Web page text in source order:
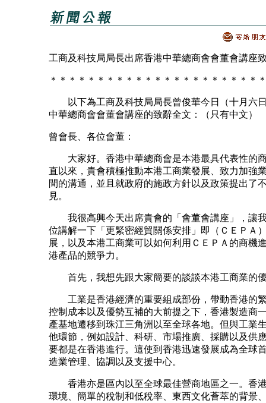
工商及科技局局長出席香港中華總商會會董會講座
＊＊＊＊＊＊＊＊＊＊＊＊＊＊＊＊＊＊＊＊＊＊
以下為工商及科技局局長曾俊華今日（十月六
中華總商會會董會講座的致辭全文：（只有中文）
曾會長、各位會董：
大家好。香港中華總商會是本港最具代表性的
直以來，貴會積極推動本港工商業發展、致力加強
間的溝通，並且就政府的施政方針以及政策提出了
見。
我很高興今天出席貴會的「會董會講座」，讓
位講解一下「更緊密經貿關係安排」即（ＣＥＰＡ
展，以及本港工商業可以如何利用ＣＥＰＡ的商機
港產品的競爭力。
首先，我想先跟大家簡要的談談本港工商業的
工業是香港經濟的重要組成部份，帶動香港的
控制成本以及優勢互補的大前提之下，香港製造商
產基地遷移到珠江三角洲以至全球各地。但與工業
他環節，例如設計、科研、市場推廣、採購以及供
要都是在香港進行。這使到香港迅速發展成為全球
造業管理、協調以及支援中心。
香港亦是區內以至全球最佳營商地區之一。香
環境、簡單的稅制和低稅率、東西文化薈萃的背景